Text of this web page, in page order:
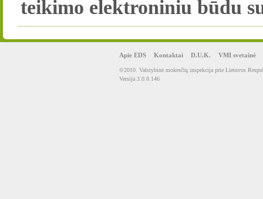
teikimo elektroniniu būdu
Apie EDS Kontaktai D.U.K. VMI svetainė
©2010. Valstybinė mokesčių inspekcija prie Lietuvos
Versija 3.0.0.146